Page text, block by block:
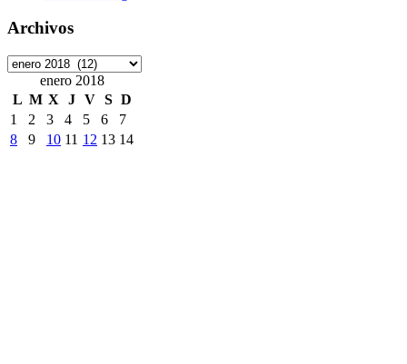
Archivos
Archivos
enero 2018
L M X J V S D
1
2 3 4 5 6
7
8
9 10 11 12 13 14